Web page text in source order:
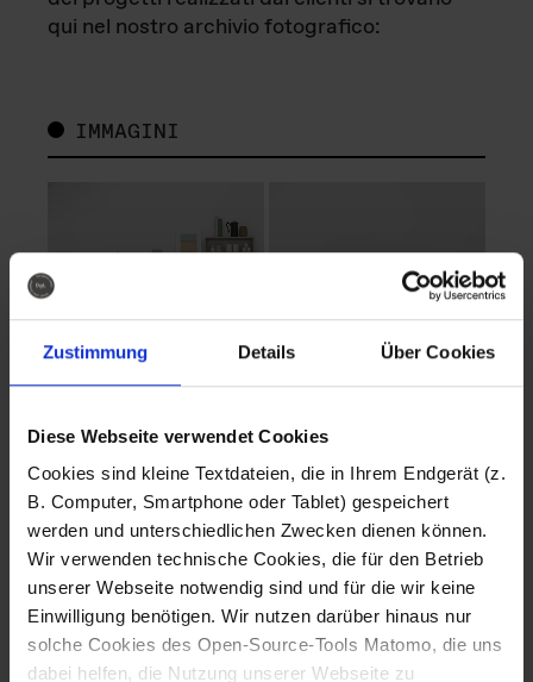
Zustimmung Details Über Cookies
Diese Webseite verwendet Cookies
Cookies sind kleine Textdateien, die in Ihrem Endgerät (z.
B. Computer, Smartphone oder Tablet) gespeichert
werden und unterschiedlichen Zwecken dienen können.
Wir verwenden technische Cookies, die für den Betrieb
unserer Webseite notwendig sind und für die wir keine
Einwilligung benötigen. Wir nutzen darüber hinaus nur
solche Cookies des Open-Source-Tools Matomo, die uns
dabei helfen, die Nutzung unserer Webseite zu
qui nel nostro archivio fotografico:
IMMAGINI
Fotografo: Lorenz
Sternbach
Download
Fotografo: Lorenz
Sternbach
Download